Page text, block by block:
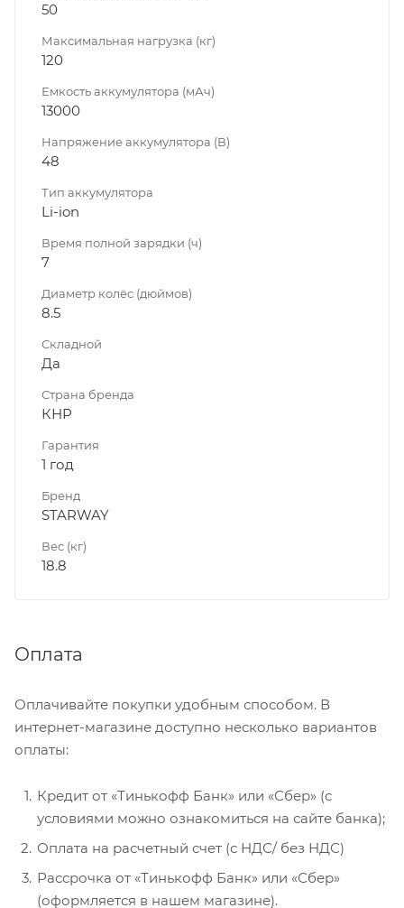
50
Максимальная нагрузка (кг)
120
Емкость аккумулятора (мАч)
13000
Напряжение аккумулятора (В)
48
Тип аккумулятора
Li-ion
Время полной зарядки (ч)
7
Диаметр колёс (дюймов)
8.5
Складной
Да
Страна бренда
КНР
Гарантия
1 год
Бренд
STARWAY
Вес (кг)
18.8
Оплата
Оплачивайте покупки удобным способом. В
интернет-магазине доступно несколько вариантов
оплаты:
Кредит от «Тинькофф Банк» или «Сбер» (с
условиями можно ознакомиться на сайте банка);
Оплата на расчетный счет (с НДС/ без НДС)
Рассрочка от «Тинькофф Банк» или «Сбер»
(оформляется в нашем магазине).